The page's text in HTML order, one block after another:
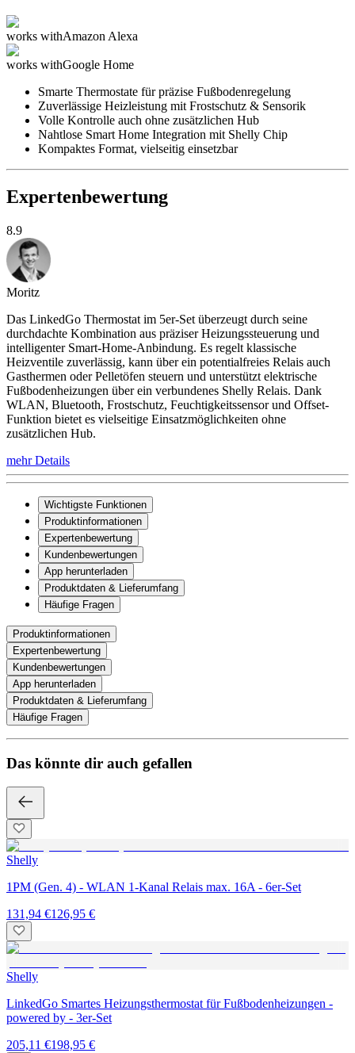
works withAmazon Alexa
works withGoogle Home
Smarte Thermostate für präzise Fußbodenregelung
Zuverlässige Heizleistung mit Frostschutz & Sensorik
Volle Kontrolle auch ohne zusätzlichen Hub
Nahtlose Smart Home Integration mit Shelly Chip
Kompaktes Format, vielseitig einsetzbar
Expertenbewertung
8.9
Moritz
Das LinkedGo Thermostat im 5er-Set überzeugt durch seine
durchdachte Kombination aus präziser Heizungssteuerung und
intelligenter Smart-Home-Anbindung. Es regelt klassische
Heizventile zuverlässig, kann über ein potentialfreies Relais auch
Gasthermen oder Pelletöfen steuern und unterstützt elektrische
Fußbodenheizungen über ein verbundenes Shelly Relais. Dank
WLAN, Bluetooth, Frostschutz, Feuchtigkeitssensor und Offset-
Funktion bietet es vielseitige Einsatzmöglichkeiten ohne
zusätzlichen Hub.
mehr Details
Wichtigste Funktionen
Produktinformationen
Expertenbewertung
Kundenbewertungen
App herunterladen
Produktdaten & Lieferumfang
Häufige Fragen
Produktinformationen
Expertenbewertung
Kundenbewertungen
App herunterladen
Produktdaten & Lieferumfang
Häufige Fragen
Das könnte dir auch gefallen
Shelly
1PM (Gen. 4) - WLAN 1-Kanal Relais max. 16A - 6er-Set
131,94 €126,95 €
Shelly
LinkedGo Smartes Heizungsthermostat für Fußbodenheizungen -
powered by - 3er-Set
205,11 €198,95 €